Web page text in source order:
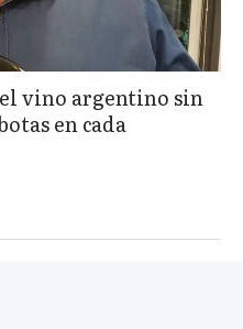
vino argentino sin
en cada